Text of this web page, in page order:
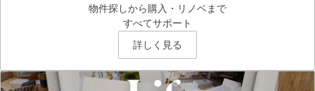
物件探しから購入・リノベまで
すべてサポート
詳しく見る